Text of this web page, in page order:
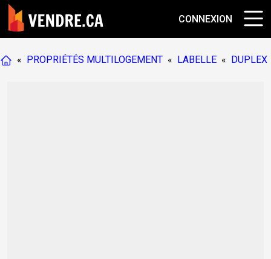
CONNEXION
« PROPRIÉTÉS MULTILOGEMENT « LABELLE « DUPLEX